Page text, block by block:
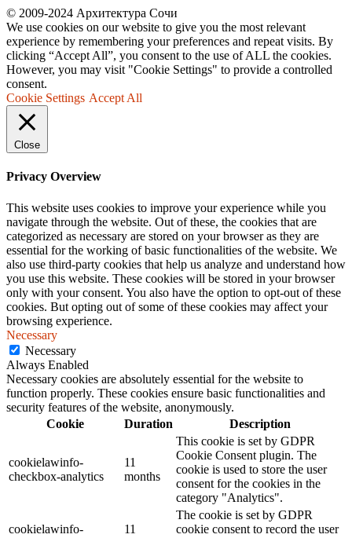
© 2009-2024 Архитектура Сочи
We use cookies on our website to give you the most relevant
experience by remembering your preferences and repeat visits. By
clicking “Accept All”, you consent to the use of ALL the cookies.
However, you may visit "Cookie Settings" to provide a controlled
consent.
Cookie Settings Accept All
Close
Privacy Overview
This website uses cookies to improve your experience while you
navigate through the website. Out of these, the cookies that are
categorized as necessary are stored on your browser as they are
essential for the working of basic functionalities of the website. We
also use third-party cookies that help us analyze and understand how
you use this website. These cookies will be stored in your browser
only with your consent. You also have the option to opt-out of these
cookies. But opting out of some of these cookies may affect your
browsing experience.
Necessary
Necessary
Always Enabled
Necessary cookies are absolutely essential for the website to
function properly. These cookies ensure basic functionalities and
security features of the website, anonymously.
Cookie
Duration Description
cookielawinfo-
checkbox-analytics
11
months
This cookie is set by GDPR
Cookie Consent plugin. The
cookie is used to store the user
consent for the cookies in the
category "Analytics".
cookielawinfo-
11
The cookie is set by GDPR
cookie consent to record the user